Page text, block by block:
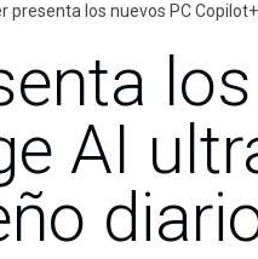
presenta los nuevos PC
AI